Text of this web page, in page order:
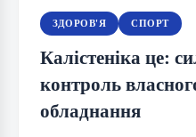
ЗДОРОВ'Я СПОРТ
Калістеніка це:
контроль
обладнання